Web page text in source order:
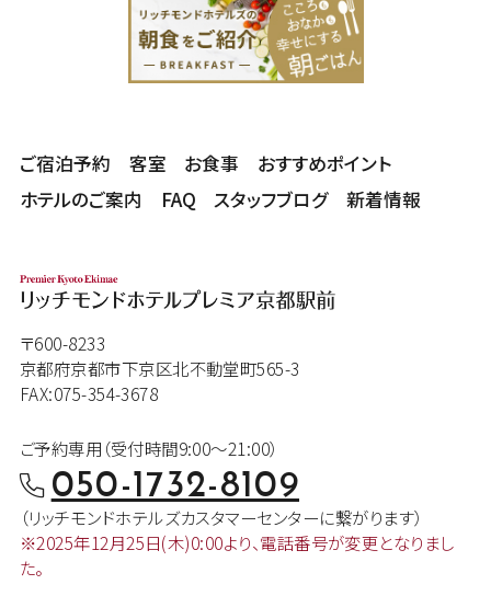
ご宿泊予約 客室 お食事
おすすめポイント
ホテルのご案内
FAQ スタッフブログ 新着情報
〒600-8233
京都府京都市下京区北不動堂町565-3
FAX:075-354-3678
ご予約専用（受付時間9:00～21:00）
050-1732-8109
（リッチモンドホテルズカスタマーセンターに繋がります）
※2025年12月25日(木)0:00より、電話番号が変更となりまし
た。